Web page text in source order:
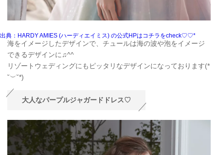
出典：HARDY AMIES (ハーディエイミス) の公式HPはコチラをcheck♡♡*
海をイメージしたデザインで、チュールは海の波や泡をイメージ
できるデザインに♫^^
リゾートウェディングにもピッタリなデザインになっております(*
˘︶˘*)
大人なパープルジャガードドレス♡